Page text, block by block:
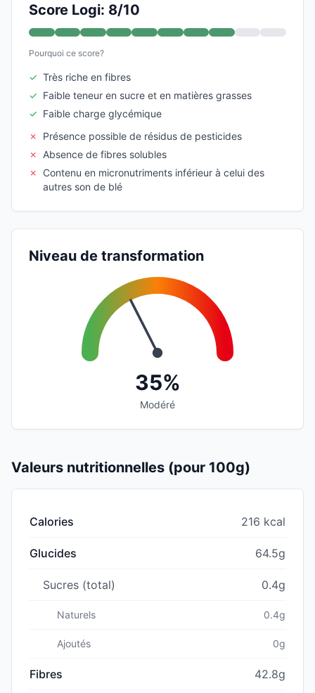
Score Logi: 8/10
Pourquoi ce score?
✓ Très riche en fibres
✓ Faible teneur en sucre et en matières grasses
✓ Faible charge glycémique
✗
Présence possible de résidus de pesticides
✗
Absence de fibres solubles
✗
Contenu en micronutriments inférieur à celui des
autres son de blé
Niveau de transformation
35%
Modéré
Valeurs nutritionnelles (pour 100g)
Calories 216 kcal
Glucides 64.5g
Sucres (total) 0.4g
Naturels 0.4g
Ajoutés 0g
Fibres 42.8g